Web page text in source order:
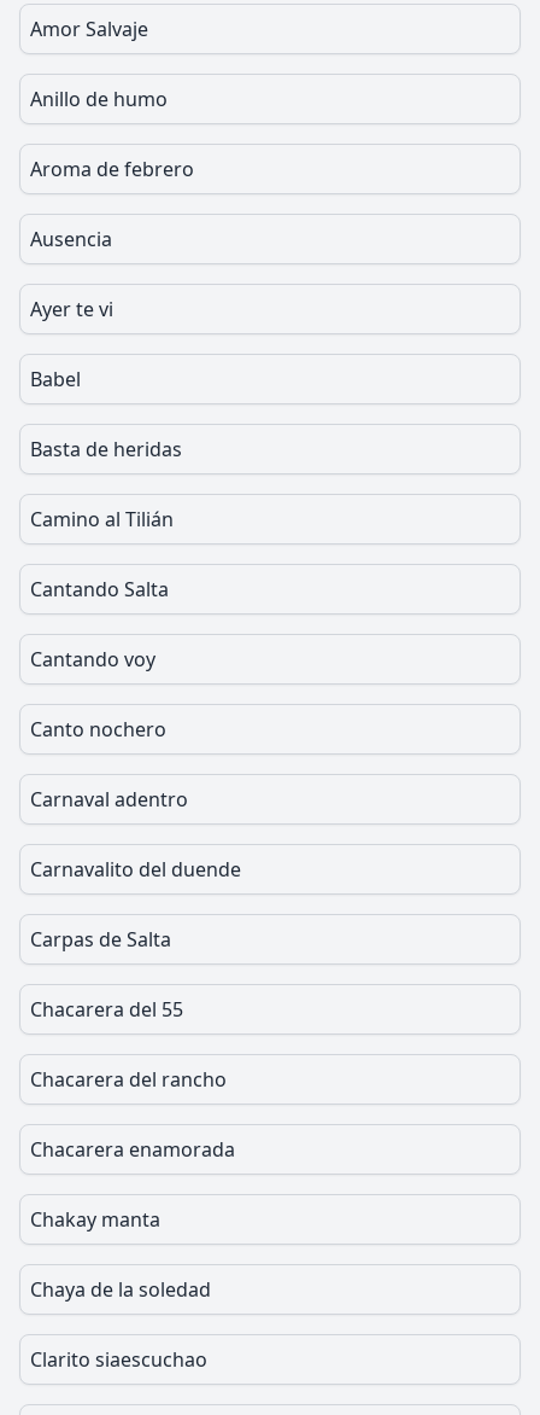
Amor Salvaje
Anillo de humo
Aroma de febrero
Ausencia
Ayer te vi
Babel
Basta de heridas
Camino al Tilián
Cantando Salta
Cantando voy
Canto nochero
Carnaval adentro
Carnavalito del duende
Carpas de Salta
Chacarera del 55
Chacarera del rancho
Chacarera enamorada
Chakay manta
Chaya de la soledad
Clarito siaescuchao